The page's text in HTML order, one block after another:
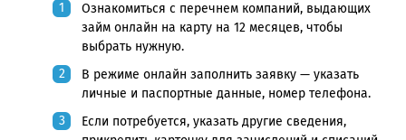
Ознакомиться с перечнем компаний, выдающих
займ онлайн на карту на 12 месяцев, чтобы
выбрать нужную.
В режиме онлайн заполнить заявку — указать
личные и паспортные данные, номер телефона.
Если потребуется, указать другие сведения,